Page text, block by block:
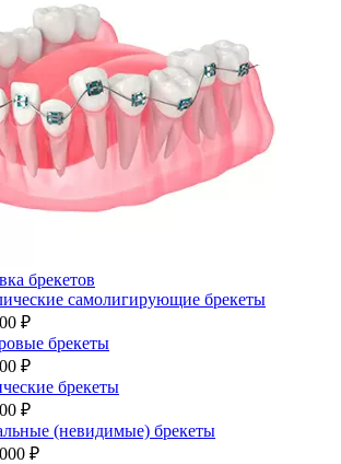
брекетов
самолигирующие брекеты
₽
брекеты
₽
брекеты
₽
(невидимые) брекеты
₽